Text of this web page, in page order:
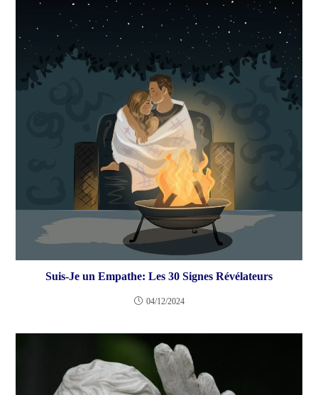
Suis-Je un Empathe: Les 30 Signes Révélateurs
04/12/2024